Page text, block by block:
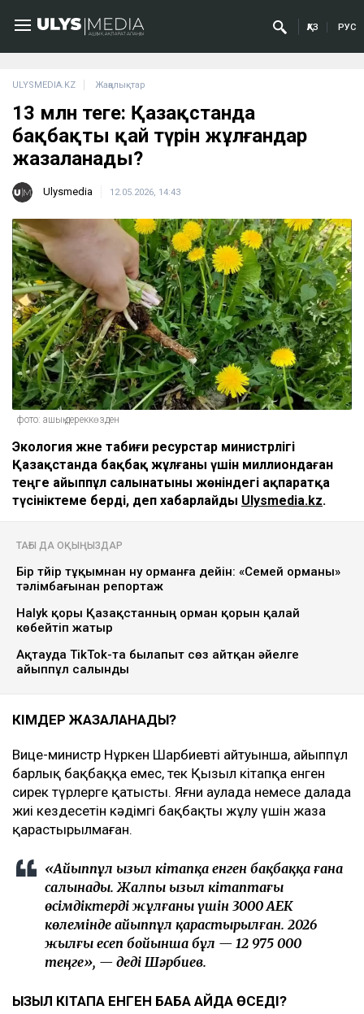
ҚАЗ РУС
ULYSMEDIA.KZ Жаңалықтар
13 млн теңге: Қазақстанда
бақбақтың қай түрін жұлғандар
жазаланады?
Ulysmedia 12.05.2026, 14:43
фото: ашық дереккөзден
Экология және табиғи ресурстар министрлігі
Қазақстанда бақбақ жұлғаны үшін миллиондаған
теңге айыппұл салынатыны жөніндегі ақпаратқа
түсініктеме берді, деп хабарлайды Ulysmedia.kz.
ТАҒЫ ДА ОҚЫҢЫЗДАР
Бір түйір тұқымнан ну орманға дейін: «Семей орманы»
тәлімбағынан репортаж
Halyk қоры Қазақстанның орман қорын қалай
көбейтіп жатыр
Ақтауда TikTok-та былапыт сөз айтқан әйелге
айыппұл салынды
КІМДЕР ЖАЗАЛАНАДЫ?
Вице-министр Нұркен Шарбиевтің айтуынша, айыппұл
барлық бақбаққа емес, тек Қызыл кітапқа енген
сирек түрлерге қатысты. Яғни аулада немесе далада
жиі кездесетін кәдімгі бақбақты жұлу үшін жаза
қарастырылмаған.
«Айыппұл Қызыл кітапқа енген бақбаққа ғана
салынады. Жалпы Қызыл кітаптағы
өсімдіктерді жұлғаны үшін 3000 АЕК
көлемінде айыппұл қарастырылған. 2026
жылғы есеп бойынша бұл — 12 975 000
теңге», — деді Шәрбиев.
ҚЫЗЫЛ КІТАПҚА ЕНГЕН БАҚБАҚ ҚАЙДА ӨСЕДІ?